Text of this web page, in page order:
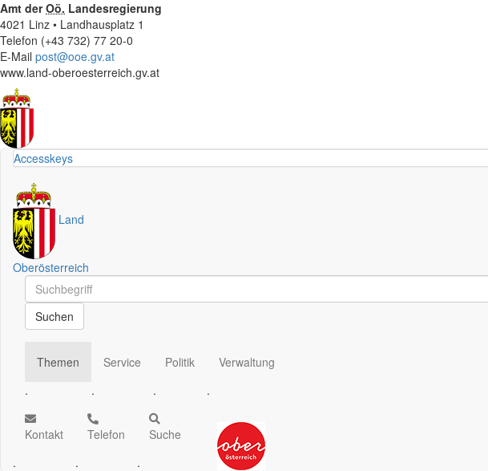
Amt derOö. Landesregierung
4021 Linz • Landhausplatz 1
Telefon (+43 732) 77 20-0
E-Mail post@ooe.gv.at
www.land-oberoesterreich.gv.at
Accesskeys
Land
Oberösterreich
Schnellsuche
Schnellsuche
Suchen
Themen
.
Service
.
Politik
.
Verwaltung
.
Kontakt
.
Telefon
.
Suche
.